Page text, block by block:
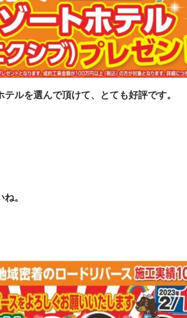
ルを選んで頂けて、とても好評です。
。